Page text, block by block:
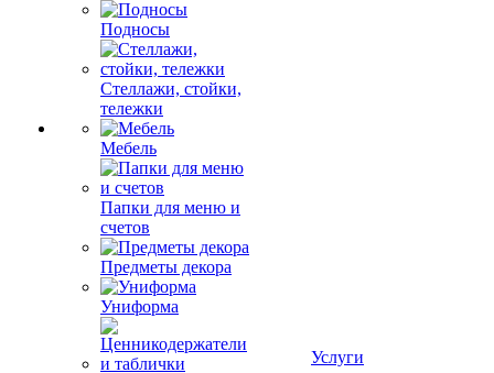
Подносы
Стеллажи, стойки,
тележки
Мебель
Папки для меню и
счетов
Предметы декора
Униформа
Услуги